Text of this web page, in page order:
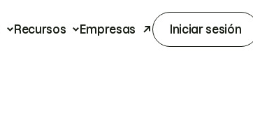
Recursos Empresas Iniciar sesión